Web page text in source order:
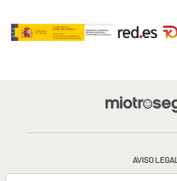
AVISO LEGAL